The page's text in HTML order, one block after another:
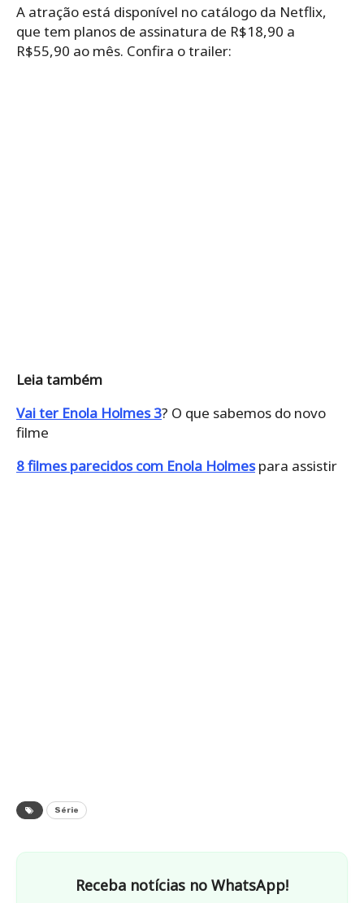
A atração está disponível no catálogo da Netflix,
que tem planos de assinatura de R$18,90 a
R$55,90 ao mês. Confira o trailer:
Leia também
Vai ter Enola Holmes 3? O que sabemos do novo
filme
8 filmes parecidos com Enola Holmespara assistir
Série
Receba notícias no WhatsApp!